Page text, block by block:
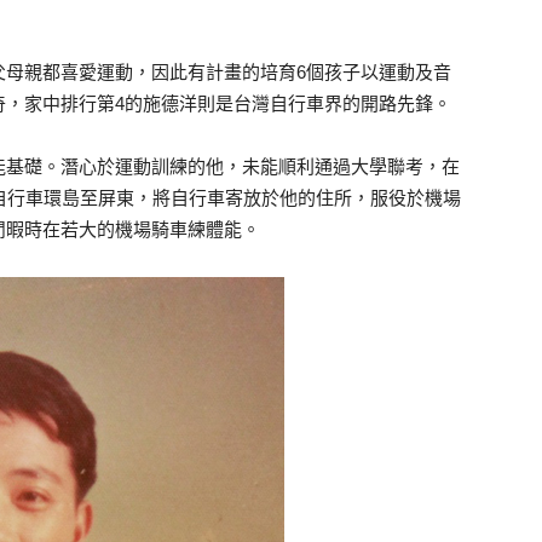
親都喜愛運動，因此有計畫的培育6個孩子以運動及音
家中排行第4的施德洋則是台灣自行車界的開路先鋒。
礎。潛心於運動訓練的他，未能順利通過大學聯考，在
車環島至屏東，將自行車寄放於他的住所，服役於機場
時在若大的機場騎車練體能。